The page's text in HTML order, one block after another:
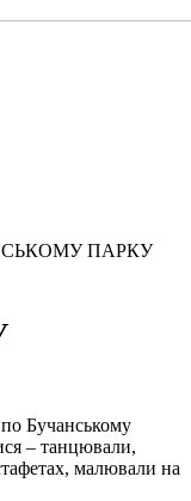
ПАРКУ
Бучанському
– танцювали,
малювали на